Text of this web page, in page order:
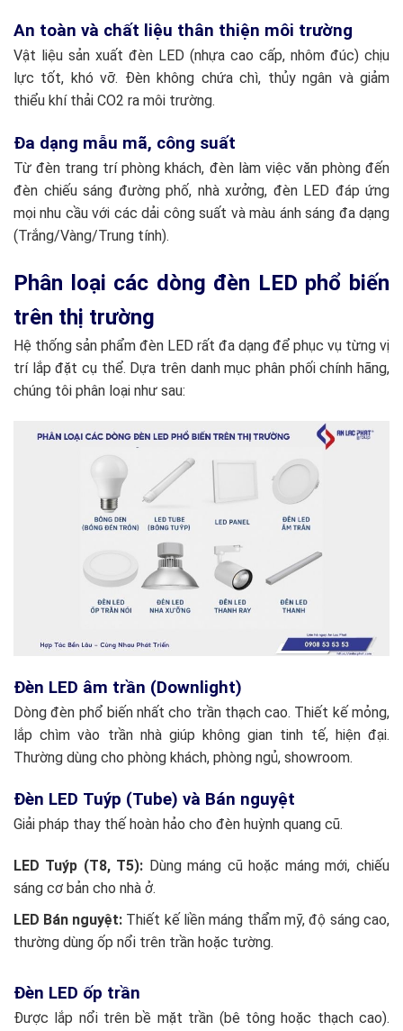
An toàn và chất liệu thân thiện môi trường
Vật liệu sản xuất đèn LED (nhựa cao cấp, nhôm đúc) chịu
lực tốt, khó vỡ. Đèn không chứa chì, thủy ngân và giảm
thiểu khí thải CO2 ra môi trường.
Đa dạng mẫu mã, công suất
Từ đèn trang trí phòng khách, đèn làm việc văn phòng đến
đèn chiếu sáng đường phố, nhà xưởng, đèn LED đáp ứng
mọi nhu cầu với các dải công suất và màu ánh sáng đa dạng
(Trắng/Vàng/Trung tính).
Phân loại các dòng đèn LED phổ biến
trên thị trường
Hệ thống sản phẩm đèn LED rất đa dạng để phục vụ từng vị
trí lắp đặt cụ thể. Dựa trên danh mục phân phối chính hãng,
chúng tôi phân loại như sau:
Đèn LED âm trần (Downlight)
Dòng đèn phổ biến nhất cho trần thạch cao. Thiết kế mỏng,
lắp chìm vào trần nhà giúp không gian tinh tế, hiện đại.
Thường dùng cho phòng khách, phòng ngủ, showroom.
Đèn LED Tuýp (Tube) và Bán nguyệt
Giải pháp thay thế hoàn hảo cho đèn huỳnh quang cũ.
LED Tuýp (T8, T5): Dùng máng cũ hoặc máng mới, chiếu
sáng cơ bản cho nhà ở.
LED Bán nguyệt: Thiết kế liền máng thẩm mỹ, độ sáng cao,
thường dùng ốp nổi trên trần hoặc tường.
Đèn LED ốp trần
Được lắp nổi trên bề mặt trần (bê tông hoặc thạch cao).